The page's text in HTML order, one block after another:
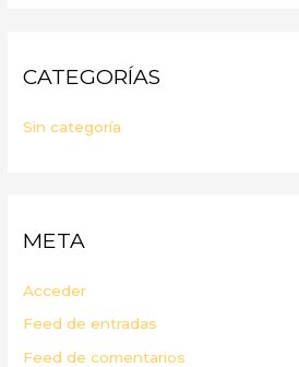
CATEGORÍAS
Sin categoría
META
Acceder
Feed de entradas
Feed de comentarios